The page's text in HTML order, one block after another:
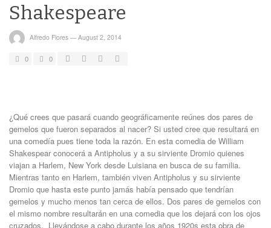
Shakespeare
Alfredo Flores — August 2, 2014
0 0
¿Qué crees que pasará cuando geográficamente reúnes dos pares de
gemelos que fueron separados al nacer? Si usted cree que resultará en
una comedía pues tiene toda la razón. En esta comedia de William
Shakespear conocerá a Antipholus y a su sirviente Dromio quienes
viajan a Harlem, New York desde Luisiana en busca de su familia.
Mientras tanto en Harlem, también viven Antipholus y su sirviente
Dromio que hasta este punto jamás había pensado que tendrían
gemelos y mucho menos tan cerca de ellos. Dos pares de gemelos con
el mismo nombre resultarán en una comedia que los dejará con los ojos
cruzados. Llevándose a cabo durante los años 1920s esta obra de